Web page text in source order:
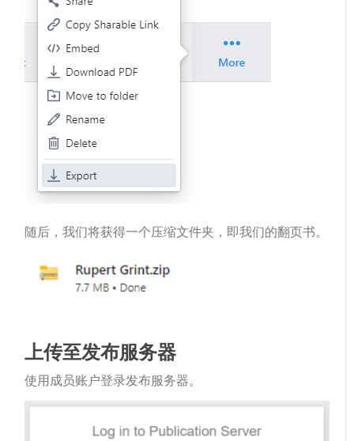
随后，我们将获得一个压缩文件夹，即我们的翻页书。
上传至发布服务器
使用成员账户登录发布服务器。